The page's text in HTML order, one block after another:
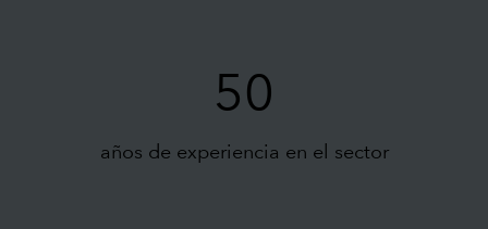
50
años de experiencia en el sector